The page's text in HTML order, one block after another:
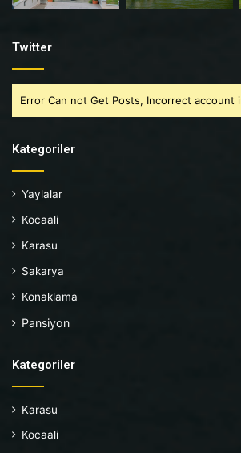
Twitter
Error Can not Get Posts, Incorrect account
Kategoriler
Yaylalar
Kocaali
Karasu
Sakarya
Konaklama
Pansiyon
Kategoriler
Karasu
Kocaali